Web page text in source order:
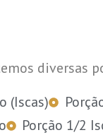
diversas
(Iscas)
Porção 1/2